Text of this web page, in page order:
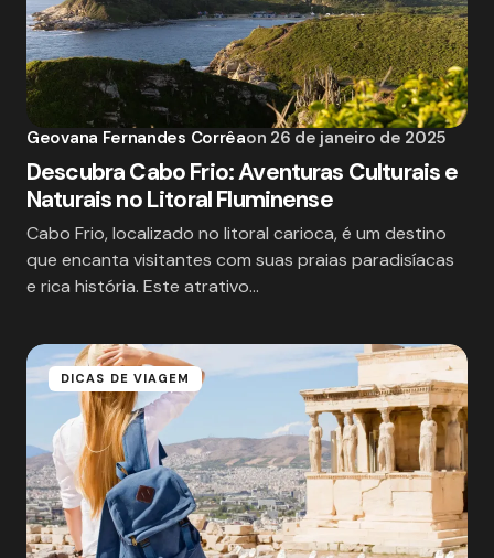
Geovana Fernandes Corrêaon 26 de janeiro de 2025
Descubra Cabo Frio: Aventuras Culturais e
Naturais no Litoral Fluminense
Cabo Frio, localizado no litoral carioca, é um destino
que encanta visitantes com suas praias paradisíacas
e rica história. Este atrativo…
DICAS DE VIAGEM